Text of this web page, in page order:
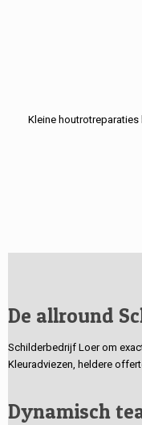
Kleine
De allround
Schilderbedrijf Loer om
Kleuradviezen, heldere
Dynamisch